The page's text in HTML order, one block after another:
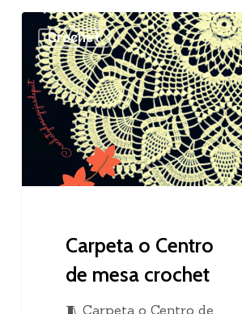
Carpeta
Centro
de
mesa
crochet
Crochet
Carpeta o Centro
de mesa crochet
🧵 Carpeta o Centro de